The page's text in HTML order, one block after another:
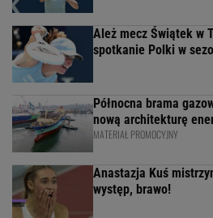
Ależ mecz Świątek w
spotkanie Polki w
Północna brama
nową architekturę
MATERIAŁ PROMOCYJNY
Anastazja Kuś
występ, brawo!